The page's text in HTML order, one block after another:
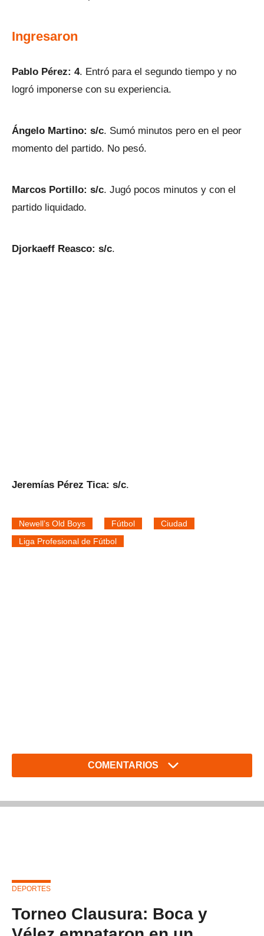
Ingresaron
Pablo Pérez: 4. Entró para el segundo tiempo y no
logró imponerse con su experiencia.
Ángelo Martino: s/c. Sumó minutos pero en el peor
momento del partido. No pesó.
Marcos Portillo: s/c. Jugó pocos minutos y con el
partido liquidado.
Djorkaeff Reasco: s/c.
Jeremías Pérez Tica: s/c.
Newell’s Old Boys Fútbol
Ciudad
Liga Profesional de Fútbol
COMENTARIOS